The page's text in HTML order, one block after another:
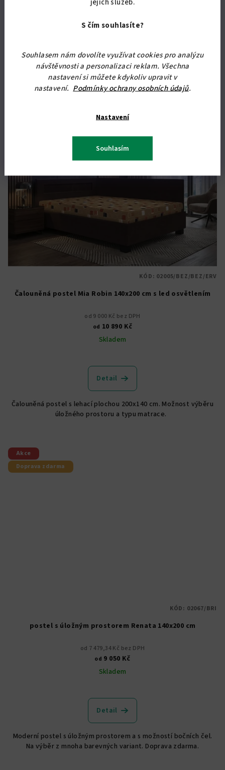
S čím souhlasíte?
Souhlasem nám dovolíte využívat cookies pro analýzu
návštěvnosti a personalizaci reklam. Všechna
nastavení si můžete kdykoliv upravit v
nastavení. Podmínky ochrany osobních údajů.
Nastavení
Souhlasím
Skladem(28 ks)
Průměrné
je
5,0
z
5
hvězdiček.
Čalouněná postel s úložným prostorem a čely. Doprava zdarma
po celé ČR.
Čalouněná postel Mia Robin 140x200 cm s led osvětlením
od 9 000 Kč bez DPH
od 10 890 Kč
Skladem
hodnocení
produktu
z
5
Detail
Čalouněná postel s lehací plochou 200x140 cm. Možnost výběru
úložného prostoru a typu matrace.
KÓD: 02005/BEZ/BEZ/ERV
Akce
Doprava zdarma
postel s úložným prostorem Renata 140x200 cm
od 7 479,34 Kč bez DPH
od 9 050 Kč
Skladem
hodnocení
produktu
z
5
Detail
Moderní postel s úložným prostorem a s možností bočních čel.
Na výběr z mnoha barevných variant. Doprava zdarma.
KÓD: 02067/BRI